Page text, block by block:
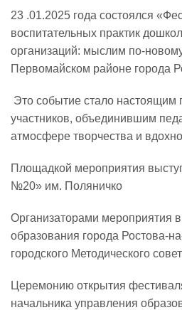
Противодействие коррупции
Напишите нам
23 .01.2025 года состоялся
воспитательных практик
организаций: мыслим по-
Первомайском районе города
Это событие стало настоящим
участников, объединившим
атмосфере творчества и
️Площадкой мероприятия
№20» им. Поляничко
️Организаторами мероприятия
образования города Ростова-
городского Методического
️Церемонию открытия
начальника управления